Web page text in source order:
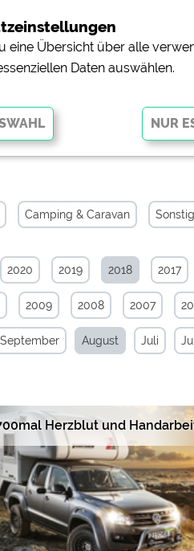
von
Camping & Caravan
2020 2019 2018 2017
2009 2008 2007
September August Juli
Herzblut und
eine Übersicht über alle
Daten auswählen.
erforderlich. Ohne diese Cookies
Campingplätzen)
(Vorschau der Internetseiten von
Anfahrt usw.)